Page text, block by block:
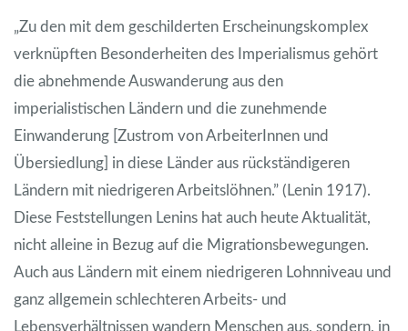
„Zu den mit dem geschilderten Erscheinungskomplex
verknüpften Besonderheiten des Imperialismus gehört
die abnehmende Auswanderung aus den
imperialistischen Ländern und die zunehmende
Einwanderung [Zustrom von ArbeiterInnen und
Übersiedlung] in diese Länder aus rückständigeren
Ländern mit niedrigeren Arbeitslöhnen.” (Lenin 1917).
Diese Feststellungen Lenins hat auch heute Aktualität,
nicht alleine in Bezug auf die Migrationsbewegungen.
Auch aus Ländern mit einem niedrigeren Lohnniveau und
ganz allgemein schlechteren Arbeits- und
Lebensverhältnissen wandern Menschen aus, sondern, in